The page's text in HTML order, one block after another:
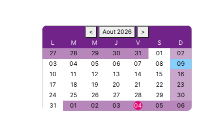
< Aout 2026
>
L
M M J V S
D
27
28 29 30 31 01
02
03
04 05 06 07 08
09
10
11 12 13 14 15
16
17
18 19 20 21 22
23
24
25 26 27 28 29
30
31
01 02 03 04 05 06